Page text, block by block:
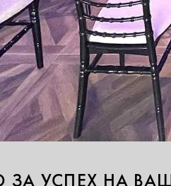
УСПЕХ НА